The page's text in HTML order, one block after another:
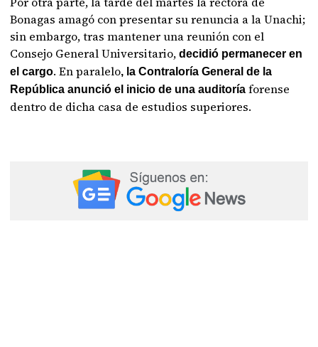
Bonagas amagó con presentar su renuncia a la Unachi;
sin embargo, tras mantener una reunión con el
Consejo General Universitario, decidió permanecer en
el cargo. En paralelo, la Contraloría General de la
República anunció el inicio de una auditoría forense
dentro de dicha casa de estudios superiores.